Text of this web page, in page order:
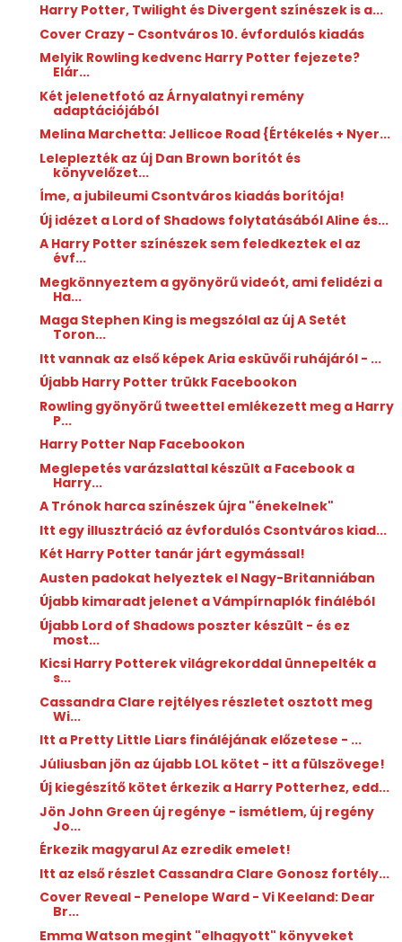
Harry Potter, Twilight és Divergent színészek is a...
Cover Crazy - Csontváros 10. évfordulós kiadás
Melyik Rowling kedvenc Harry Potter fejezete?
Elár...
Két jelenetfotó az Árnyalatnyi remény
adaptációjából
Melina Marchetta: Jellicoe ​Road {Értékelés + Nyer...
Leleplezték az új Dan Brown borítót és
könyvelőzet...
Íme, a jubileumi Csontváros kiadás borítója!
Új idézet a Lord of Shadows folytatásából Aline és...
A Harry Potter színészek sem feledkeztek el az
évf...
Megkönnyeztem a gyönyörű videót, ami felidézi a
Ha...
Maga Stephen King is megszólal az új A Setét
Toron...
Itt vannak az első képek Aria esküvői ruhájáról - ...
Újabb Harry Potter trükk Facebookon
Rowling gyönyörű tweettel emlékezett meg a Harry
P...
Harry Potter Nap Facebookon
Meglepetés varázslattal készült a Facebook a
Harry...
A Trónok harca színészek újra "énekelnek"
Itt egy illusztráció az évfordulós Csontváros kiad...
Két Harry Potter tanár járt egymással!
Austen padokat helyeztek el Nagy-Britanniában
Újabb kimaradt jelenet a Vámpírnaplók fináléból
Újabb Lord of Shadows poszter készült - és ez
most...
Kicsi Harry Potterek világrekorddal ünnepelték a
s...
Cassandra Clare rejtélyes részletet osztott meg
Wi...
Itt a Pretty Little Liars fináléjának előzetese - ...
Júliusban jön az újabb LOL kötet - itt a fülszövege!
Új kiegészítő kötet érkezik a Harry Potterhez, edd...
Jön John Green új regénye - ismétlem, új regény
Jo...
Érkezik magyarul Az ​ezredik emelet!
Itt az első részlet Cassandra Clare Gonosz fortély...
Cover Reveal - Penelope Ward - Vi Keeland: Dear
Br...
Emma Watson megint "elhagyott" könyveket